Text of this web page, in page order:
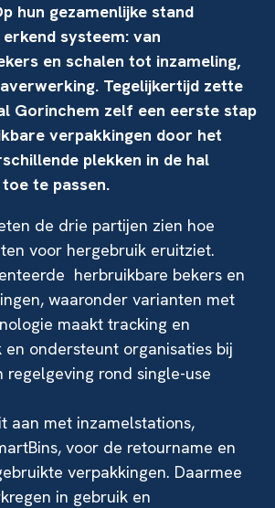
hun gezamenlijke stand
systeem: van
en schalen tot inzameling,
Tegelijkertijd zette
Gorinchem zelf een eerste stap
verpakkingen door het
plekken in de hal
te passen.
de drie partijen zien hoe
voor hergebruik eruitziet.
herbruikbare bekers en
waaronder varianten met
maakt tracking en
en ondersteunt organisaties bij
regelgeving rond single-use
aan met inzamelstations,
voor de retourname en
verpakkingen. Daarmee
in gebruik en